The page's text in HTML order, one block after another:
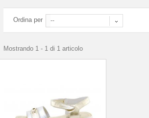
Ordina per --
Mostrando 1 - 1 di 1 articolo